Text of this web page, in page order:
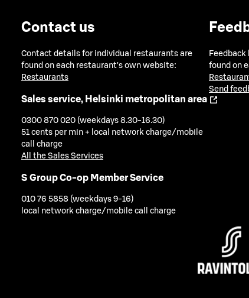
Contact us
Contact details for individual restaurants are
found on each restaurant's own website:
Restaurants
Sales service, Helsinki metropolitan area
0300 870 020 (weekdays 8.30-16.30)
51 cents per min + local network charge/mobile
call charge
All the Sales Services
S Group Co-op Member Service
010 76 5858 (weekdays 9-16)
local network charge/mobile call charge
found on
Send